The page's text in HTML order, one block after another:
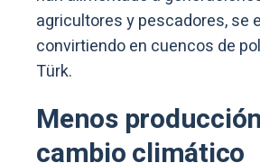
agricultores y pescadores, se
convirtiendo en cuencos de
Türk.
Menos
cambio climático